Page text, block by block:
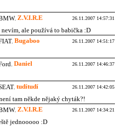
Z.V.I.R.E
26.11.2007 14:57:31
ale používá to babička :D
Bugaboo
26.11.2007 14:51:17
Daniel
26.11.2007 14:46:37
tudítudí
26.11.2007 14:42:05
tam někde nějaký chyták?!
Z.V.I.R.E
26.11.2007 14:34:21
jednooooo :D